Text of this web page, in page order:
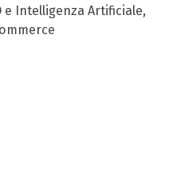
e Intelligenza Artificiale,